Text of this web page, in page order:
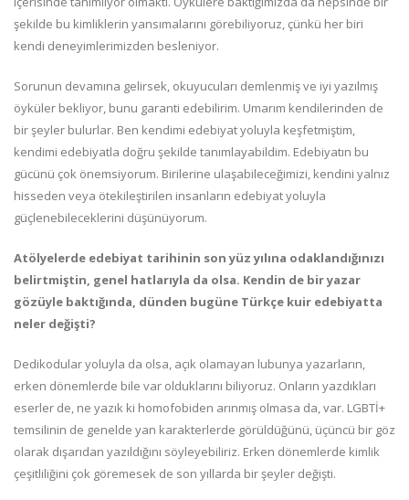
şekilde bu kimliklerin yansımalarını görebiliyoruz, çünkü her biri
kendi deneyimlerimizden besleniyor.
Sorunun devamına gelirsek, okuyucuları demlenmiş ve iyi yazılmış
öyküler bekliyor, bunu garanti edebilirim. Umarım kendilerinden de
bir şeyler bulurlar. Ben kendimi edebiyat yoluyla keşfetmiştim,
kendimi edebiyatla doğru şekilde tanımlayabildim. Edebiyatın bu
gücünü çok önemsiyorum. Birilerine ulaşabileceğimizi, kendini yalnız
hisseden veya ötekileştirilen insanların edebiyat yoluyla
güçlenebileceklerini düşünüyorum.
Atölyelerde edebiyat tarihinin son yüz yılına odaklandığınızı
belirtmiştin, genel hatlarıyla da olsa. Kendin de bir yazar
gözüyle baktığında, dünden bugüne Türkçe kuir edebiyatta
neler değişti?
Dedikodular yoluyla da olsa, açık olamayan lubunya yazarların,
erken dönemlerde bile var olduklarını biliyoruz. Onların yazdıkları
eserler de, ne yazık ki homofobiden arınmış olmasa da, var. LGBTİ+
temsilinin de genelde yan karakterlerde görüldüğünü, üçüncü bir göz
olarak dışarıdan yazıldığını söyleyebiliriz. Erken dönemlerde kimlik
çeşitliliğini çok göremesek de son yıllarda bir şeyler değişti.